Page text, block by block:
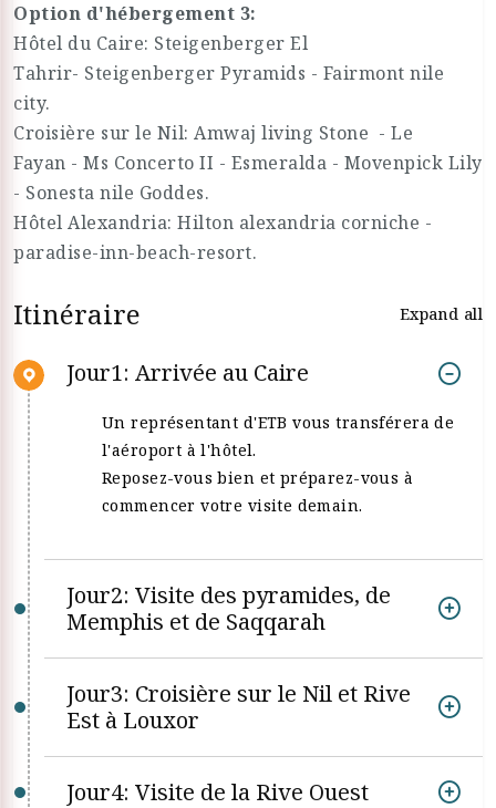
Option d'hébergement 3:
Hôtel du Caire: Steigenberger El
Tahrir- Steigenberger Pyramids - Fairmont nile
city.
Croisière sur le Nil: Amwaj living Stone - Le
Fayan - Ms Concerto II - Esmeralda - Movenpick Lily
- Sonesta nile Goddes.
Hôtel Alexandria: Hilton alexandria corniche -
paradise-inn-beach-resort.
Itinéraire Expand all
Jour1: Arrivée au Caire
Un représentant d'ETB vous transférera de
l'aéroport à l'hôtel.
Reposez-vous bien et préparez-vous à
commencer votre visite demain.
Jour2: Visite des pyramides, de
Memphis et de Saqqarah
Jour3: Croisière sur le Nil et Rive
Est à Louxor
Jour4: Visite de la Rive Ouest